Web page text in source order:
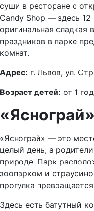
суши в ресторане с
Candy Shop — здесь
оригинальная сладкая
праздников в парке
комнат.
Адрес: г. Львов, ул.
Возраст детей: от 1
«Яснограй»
«Яснограй» — это
целый день, а
природе. Парк
зоопарком и
прогулка
Здесь есть батутный